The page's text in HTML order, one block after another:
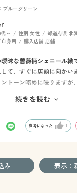
ブルーグリーン
～ 性別:女性 都道府県:北
自身用 購入店舗:店舗
昧な薔薇柄シェニール織
て、すぐに店頭に向かい
トーン暗めに映りますが
続きを読む
参考になった 1
み 表示：